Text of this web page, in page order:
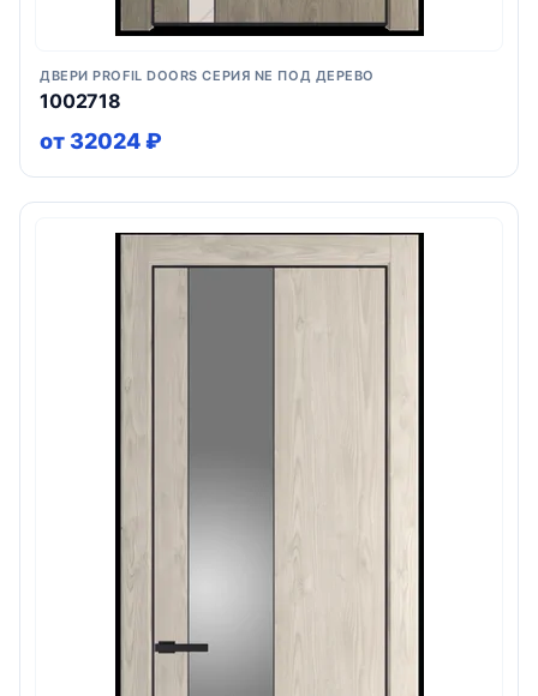
ДВЕРИ PROFIL DOORS СЕРИЯ NE ПОД ДЕРЕВО
1002718
от 32024 ₽